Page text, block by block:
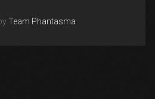
Team Phantasma